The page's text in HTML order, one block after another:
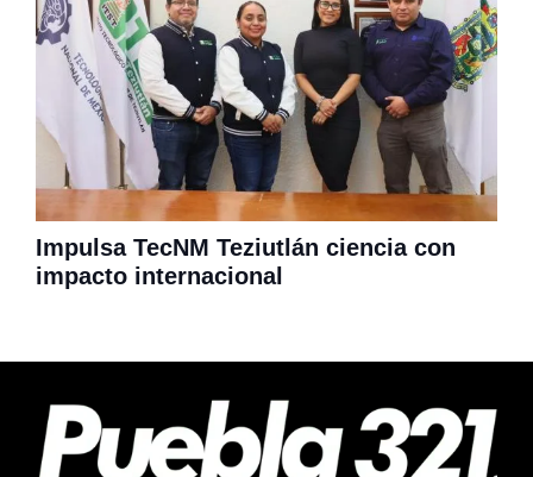
Impulsa TecNM Teziutlán ciencia con
impacto internacional